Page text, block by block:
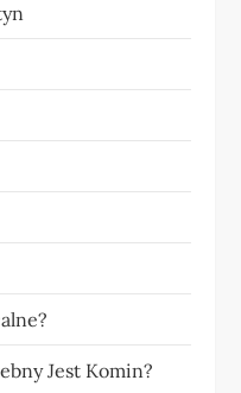
Jest Komin?